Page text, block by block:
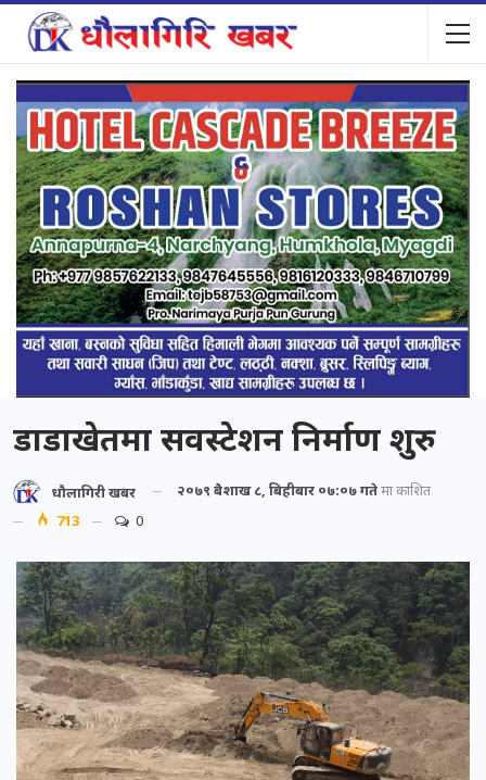
डाडाखेतमा सवस्टेशन निर्माण शुरु
धौलागिरी खबर २०७९ बैशाख ८, बिहीबार ०७:०७ गतेमा प्रकाशित
713
0